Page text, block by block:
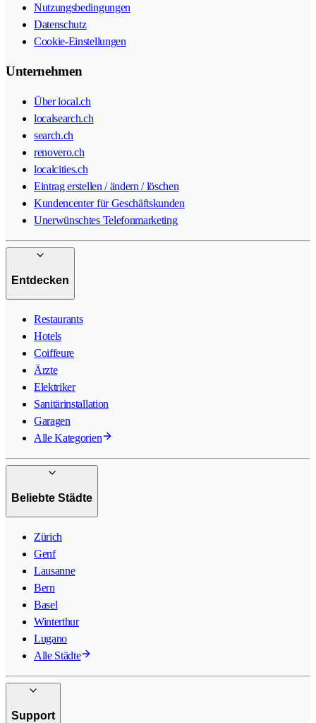
Nutzungsbedingungen
Datenschutz
Cookie-Einstellungen
Unternehmen
Über local.ch
localsearch.ch
search.ch
renovero.ch
localcities.ch
Eintrag erstellen / ändern / löschen
Kundencenter für Geschäftskunden
Unerwünschtes Telefonmarketing
Entdecken
Restaurants
Hotels
Coiffeure
Ärzte
Elektriker
Sanitärinstallation
Garagen
Alle Kategorien
Beliebte Städte
Zürich
Genf
Lausanne
Bern
Basel
Winterthur
Lugano
Alle Städte
Support